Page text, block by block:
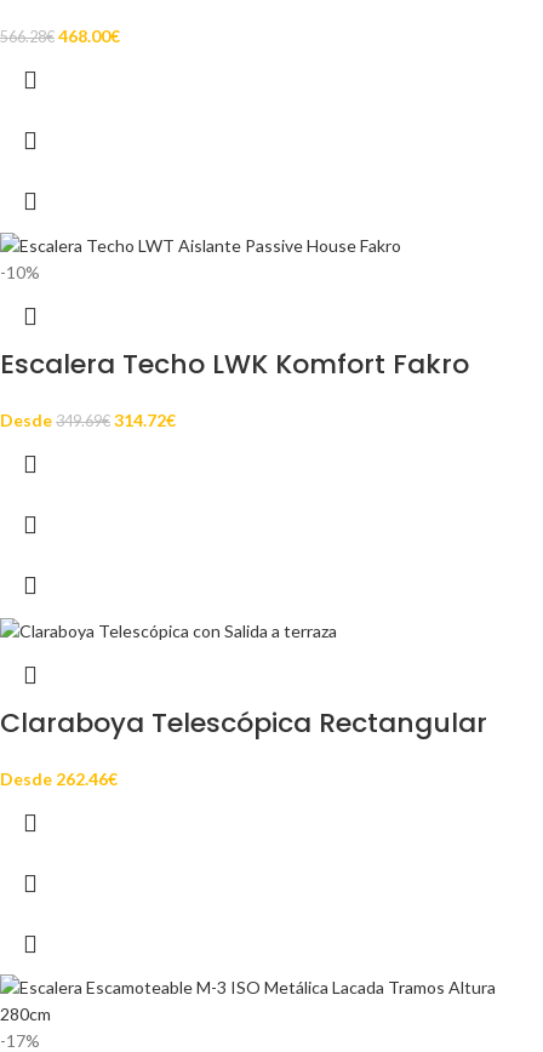
566.28€ 468.00€
-10%
Escalera Techo LWK Komfort Fakro
Desde 349.69€ 314.72€
Claraboya Telescópica Rectangular
Desde 262.46€
-17%